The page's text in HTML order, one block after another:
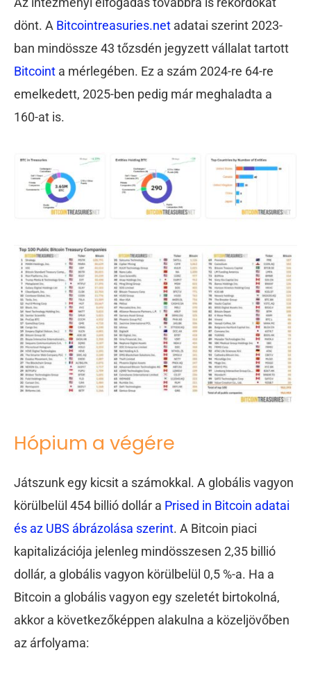
dönt. A Bitcointreasuries.net adatai szerint 2023-
ban mindössze 43 tőzsdén jegyzett vállalat tartott
Bitcoint a mérlegében. Ez a szám 2024-re 64-re
emelkedett, 2025-ben pedig már meghaladta a
160-at is.
Hópium a végére
Játszunk egy kicsit a számokkal. A globális vagyon
körülbelül 454 billió dollár a Prised in Bitcoin adatai
és az UBS ábrázolása szerint. A Bitcoin piaci
kapitalizációja jelenleg mindösszesen 2,35 billió
dollár, a globális vagyon körülbelül 0,5 %-a. Ha a
Bitcoin a globális vagyon egy szeletét birtokolná,
akkor a következőképpen alakulna a közeljövőben
az árfolyama: